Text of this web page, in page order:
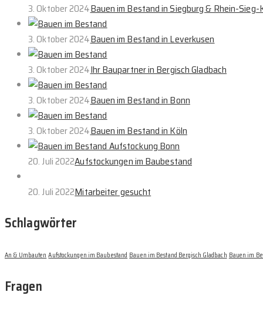
3. Oktober 2024Bauen im Bestand in Siegburg & Rhein-Sieg-
3. Oktober 2024Bauen im Bestand in Leverkusen
3. Oktober 2024Ihr Baupartner in Bergisch Gladbach
3. Oktober 2024Bauen im Bestand in Bonn
3. Oktober 2024Bauen im Bestand in Köln
20. Juli 2022Aufstockungen im Baubestand
20. Juli 2022Mitarbeiter gesucht
Schlagwörter
An & Umbauten Aufstockungen im Baubestand Bauen im Bestand Bergisch Gladbach Bauen im
Fragen